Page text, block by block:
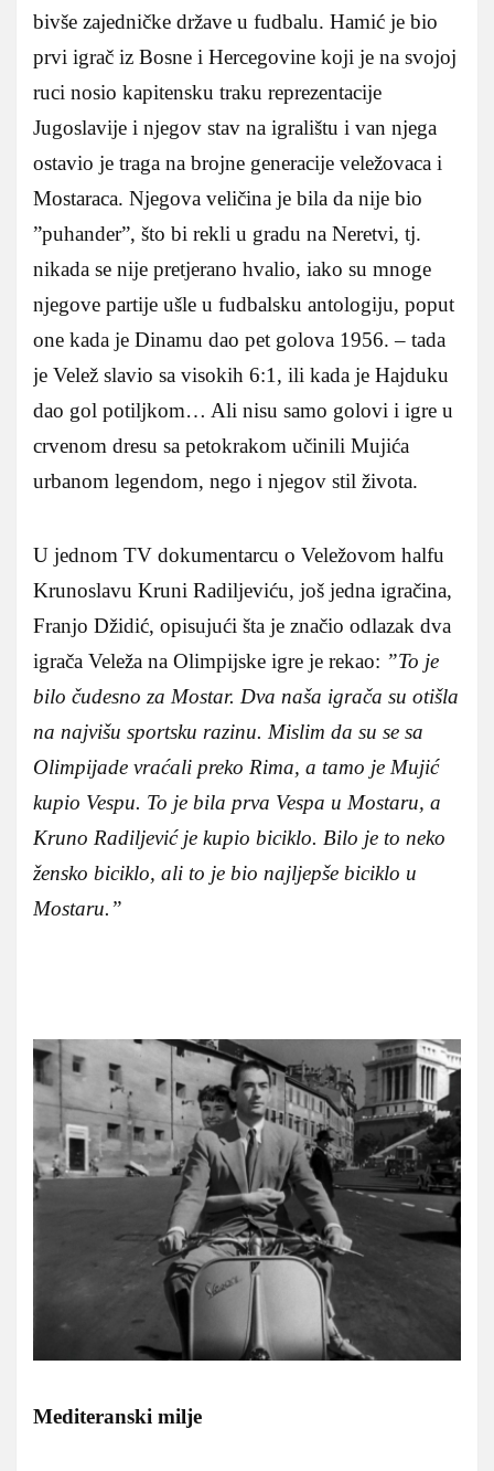
bivše zajedničke države u fudbalu. Hamić je bio
prvi igrač iz Bosne i Hercegovine koji je na svojoj
ruci nosio kapitensku traku reprezentacije
Jugoslavije i njegov stav na igralištu i van njega
ostavio je traga na brojne generacije veležovaca i
Mostaraca. Njegova veličina je bila da nije bio
”puhander”, što bi rekli u gradu na Neretvi, tj.
nikada se nije pretjerano hvalio, iako su mnoge
njegove partije ušle u fudbalsku antologiju, poput
one kada je Dinamu dao pet golova 1956. – tada
je Velež slavio sa visokih 6:1, ili kada je Hajduku
dao gol potiljkom… Ali nisu samo golovi i igre u
crvenom dresu sa petokrakom učinili Mujića
urbanom legendom, nego i njegov stil života.
U jednom TV dokumentarcu o Veležovom halfu
Krunoslavu Kruni Radiljeviću, još jedna igračina,
Franjo Džidić, opisujući šta je značio odlazak dva
igrača Veleža na Olimpijske igre je rekao: ”To je
bilo čudesno za Mostar. Dva naša igrača su otišla
na najvišu sportsku razinu. Mislim da su se sa
Olimpijade vraćali preko Rima, a tamo je Mujić
kupio Vespu. To je bila prva Vespa u Mostaru, a
Kruno Radiljević je kupio biciklo. Bilo je to neko
žensko biciklo, ali to je bio najljepše biciklo u
Mostaru.”
Mediteranski milje